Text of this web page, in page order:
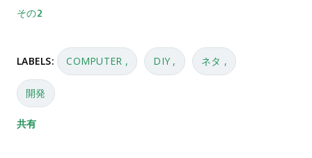
その2
LABELS: COMPUTER DIY ネタ
開発
共有